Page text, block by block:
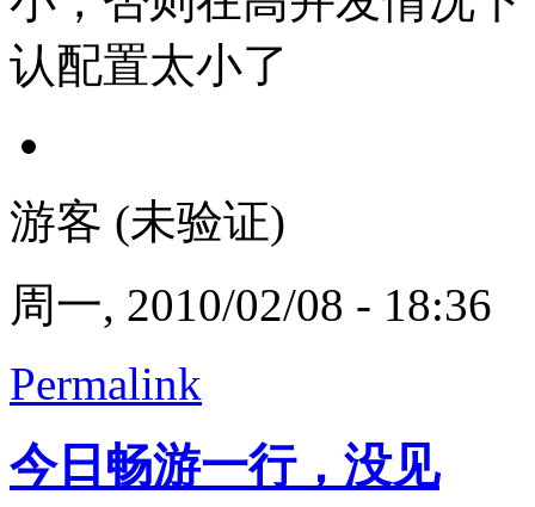
认配置太小了
游客 (未验证)
周一, 2010/02/08 - 18:36
Permalink
今日畅游一行，没见